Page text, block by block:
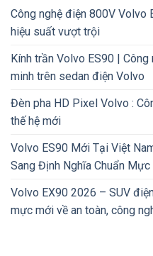
Công nghệ điện 800V Volvo
hiệu suất vượt trội
Kính trần Volvo ES90 |
minh trên sedan điện Volvo
Đèn pha HD Pixel Volvo :
thế hệ mới
Volvo ES90 Mới Tại Việt
Sang Định Nghĩa Chuẩn
Volvo EX90 2026 – SUV
mực mới về an toàn, công